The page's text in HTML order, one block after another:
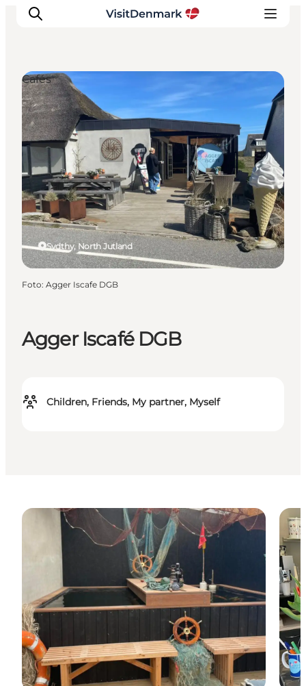
Ispirazioni
Dove andare
Cosa fare
Dove dormire
Pianifica il viaggio
Agger Iscafé DGB
Children, Friends, My partner, Myself
Sydthy, North Jutland
Cafés
Foto: Agger Iscafe DGB